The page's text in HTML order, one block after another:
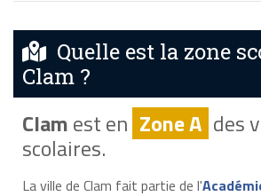
Quelle est la zone
Clam ?
Clamest en Zone A des
scolaires.
La ville de Clam fait partie de l'